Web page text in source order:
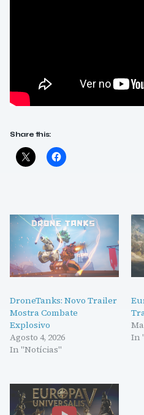
Share this:
DroneTanks: Novo Trailer
Mostra Combate
Explosivo
Agosto 4, 2026
In "Notícias"
In